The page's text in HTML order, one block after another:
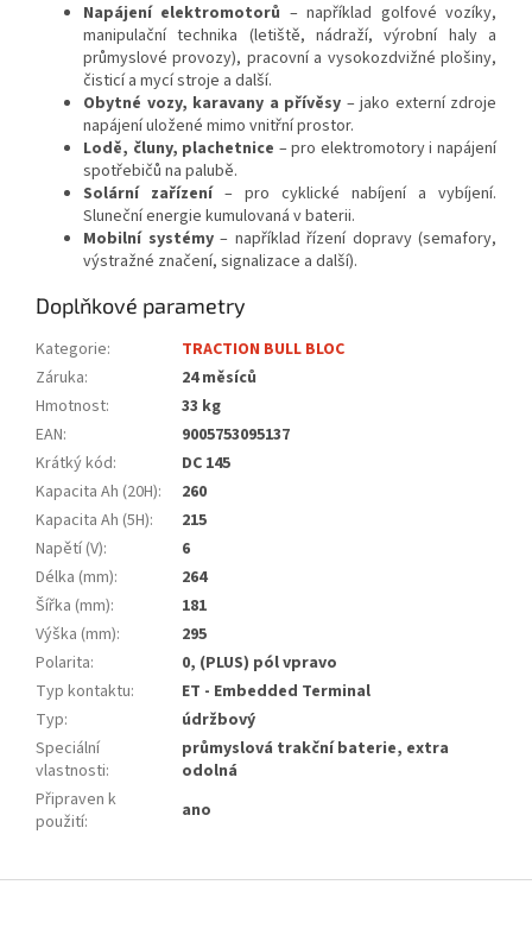
Napájení elektromotorů – například golfové vozíky,
manipulační technika (letiště, nádraží, výrobní haly a
průmyslové provozy), pracovní a vysokozdvižné plošiny,
čisticí a mycí stroje a další.
Obytné vozy, karavany a přívěsy – jako externí zdroje
napájení uložené mimo vnitřní prostor.
Lodě, čluny, plachetnice – pro elektromotory i napájení
spotřebičů na palubě.
Solární zařízení– pro cyklické nabíjení a vybíjení.
Sluneční energie kumulovaná v baterii.
Mobilní systémy – například řízení dopravy (semafory,
výstražné značení, signalizace a další).
Doplňkové parametry
Kategorie:
TRACTION BULL BLOC
Záruka:
24 měsíců
Hmotnost:
33 kg
EAN:
9005753095137
Krátký kód:
DC 145
Kapacita Ah (20H):
260
Kapacita Ah (5H):
215
Napětí (V):
6
Délka (mm):
264
Šířka (mm):
181
Výška (mm):
295
Polarita:
0, (PLUS) pól vpravo
Typ kontaktu:
ET - Embedded Terminal
Typ:
údržbový
Speciální
vlastnosti:
průmyslová trakční baterie, extra
odolná
Připraven k
použití: ano